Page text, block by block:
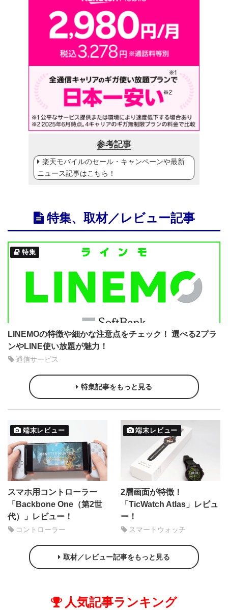
参考記事
楽天モバイルのセール・キャンペーンや最新
ニュース記事はこちら！
特集、取材／レビュー記事
特集
LINEMOの特徴や細かな注意点をチェック！ 選べる2プラ
ンやLINE使い放題が魅力！
通信サービス
特集記事をもっと見る
端末レビュー
スマホ用コントローラー
「Backbone One（第2世
代）」レビュー！
コントローラー
端末レビュー
2層画面が特徴！
「TicWatch Atlas」レビュ
ー！
スマートウォッチ
取材／レビュー記事をもっと見る
人気記事ランキング